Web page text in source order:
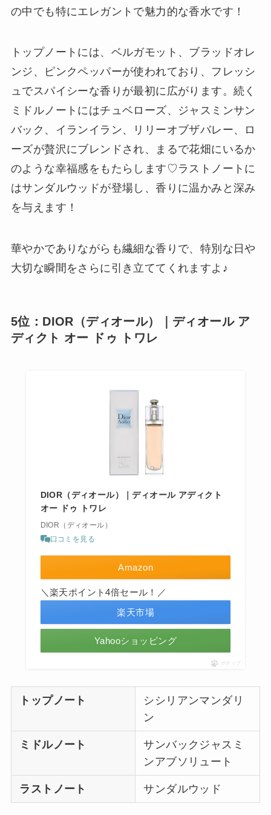
の中でも特にエレガントで魅力的な香水です！
トップノートには、ベルガモット、ブラッドオレ
ンジ、ピンクペッパーが使われており、フレッシ
ュでスパイシーな香りが最初に広がります。続く
ミドルノートにはチュベローズ、ジャスミンサン
バック、イランイラン、リリーオブザバレー、ロ
ーズが贅沢にブレンドされ、まるで花畑にいるか
のような幸福感をもたらします♡ラストノートに
はサンダルウッドが登場し、香りに温かみと深み
を与えます！
華やかでありながらも繊細な香りで、特別な日や
大切な瞬間をさらに引き立ててくれますよ♪
5位：DIOR（ディオール）｜ディオール ア
ディクト オー ドゥ トワレ
DIOR（ディオール）｜ディオール アディクト
オー ドゥ トワレ
DIOR（ディオール）
口コミを見る
Amazon
＼楽天ポイント4倍セール！／
楽天市場
Yahooショッピング
ポチップ
トップノート
シシリアンマンダリ
ン
ミドルノート
サンバックジャスミ
ンアブソリュート
ラストノート サンダルウッド